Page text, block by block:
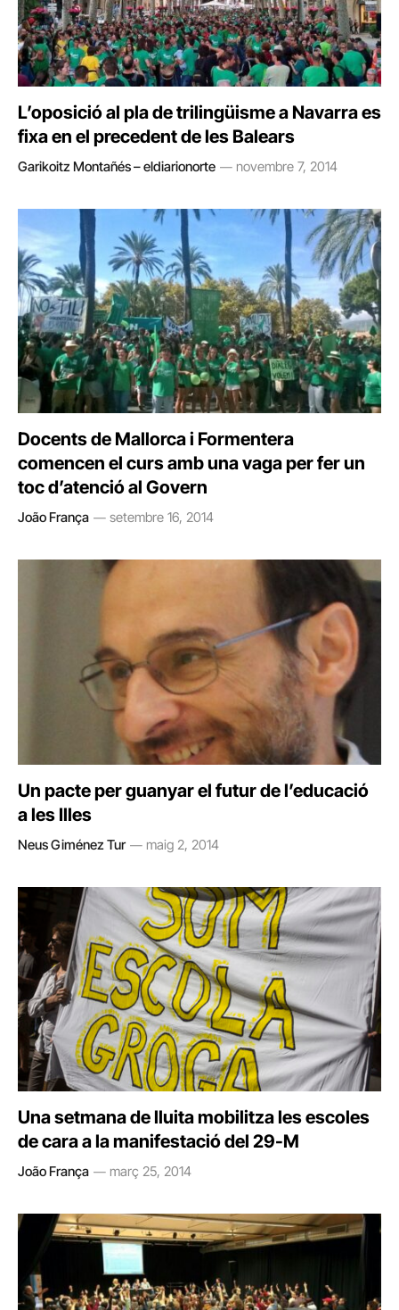
L’oposició al pla de trilingüisme a Navarra es
fixa en el precedent de les Balears
Garikoitz Montañés – eldiarionorte novembre 7, 2014
Docents de Mallorca i Formentera
comencen el curs amb una vaga per fer un
toc d’atenció al Govern
João França setembre 16, 2014
Un pacte per guanyar el futur de l’educació
a les Illes
Neus Giménez Tur maig 2, 2014
Una setmana de lluita mobilitza les escoles
de cara a la manifestació del 29-M
João França març 25, 2014